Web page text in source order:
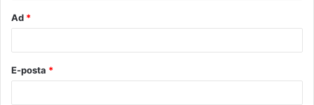
Ad *
E-posta *